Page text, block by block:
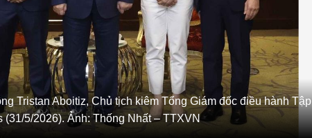
Tristan Aboitiz, Chủ tịch kiêm Tổng Giám đốc điều hành Tập
(31/5/2026). Ảnh: Thống Nhất – TTXVN